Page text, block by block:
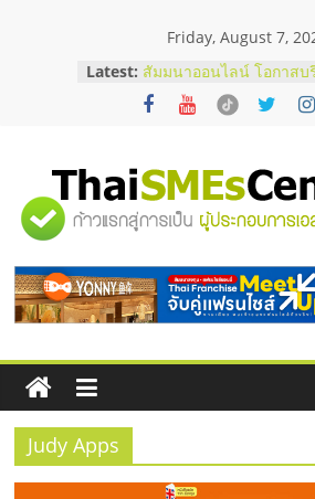
Friday, August 7,
Latest: สัมมนาออนไลน์ โอกาสบ
บริการน้ำมัน Shell
สัมมนาลงทุน แฟรนไชส์
ร้านเครื่องเสียงคุณภาพสู
โซลูชันระบบภาพและเสี
บริษัท Cybersecurity ใน
โจทย์ธุรกิจ
อยากหาเงินทุน เพิ่มสภา
เริ่มยังไงให้ผ่านฉลุย
"ศูนย์
รวม
ข้อมูล
ธุรกิจ
SME
Judy Apps